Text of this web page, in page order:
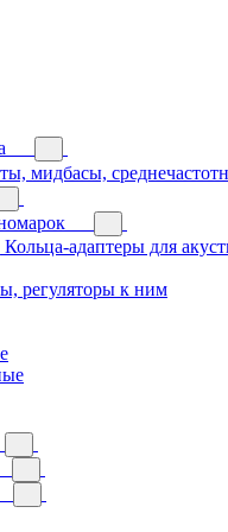
мидбасы,
адаптеры для
регуляторы к ним